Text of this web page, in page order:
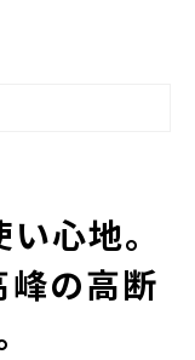
心地。
峰の高断